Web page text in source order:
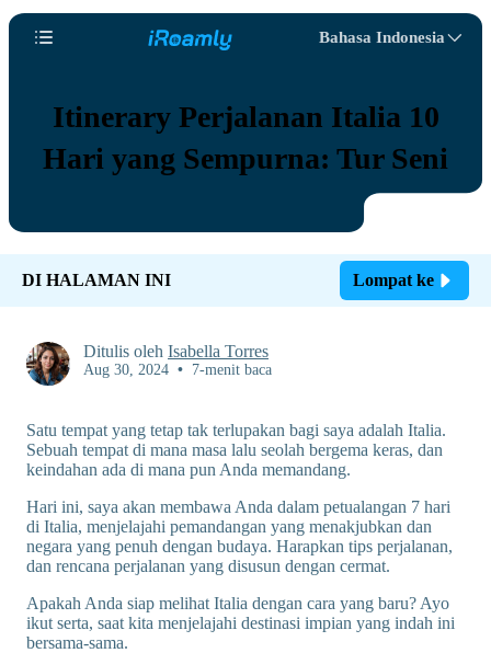
Bahasa Indonesia
Itinerary Perjalanan Italia 10
Hari yang Sempurna: Tur Seni
DI HALAMAN INI Lompat ke
Ditulis oleh Isabella Torres
Aug 30, 2024 • 7-menit baca
Satu tempat yang tetap tak terlupakan bagi saya adalah Italia.
Sebuah tempat di mana masa lalu seolah bergema keras, dan
keindahan ada di mana pun Anda memandang.
Hari ini, saya akan membawa Anda dalam petualangan 7 hari
di Italia, menjelajahi pemandangan yang menakjubkan dan
negara yang penuh dengan budaya. Harapkan tips perjalanan,
dan rencana perjalanan yang disusun dengan cermat.
Apakah Anda siap melihat Italia dengan cara yang baru? Ayo
ikut serta, saat kita menjelajahi destinasi impian yang indah ini
bersama-sama.